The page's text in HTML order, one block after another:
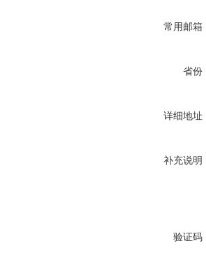
常用邮箱
省份
详细地址
补充说明
验证码